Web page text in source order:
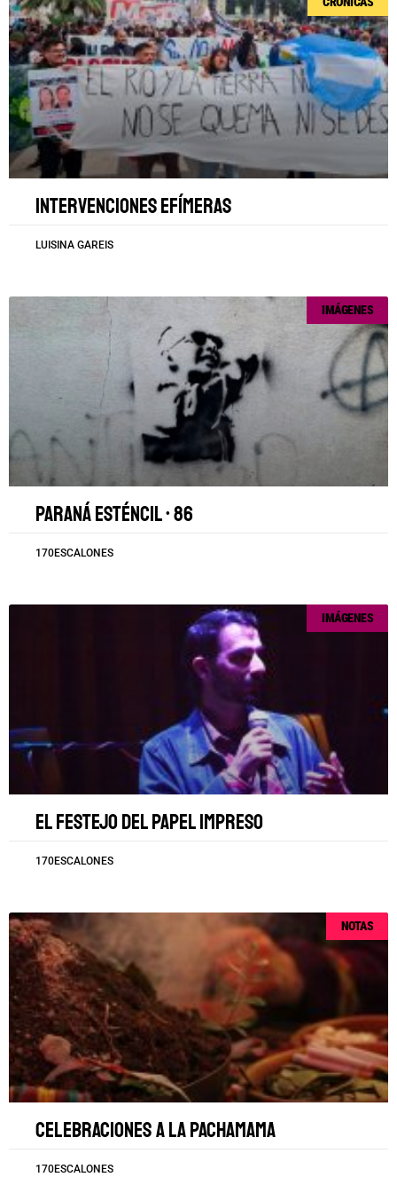
Intervenciones efímeras
LUISINA GAREIS
IMÁGENES
Paraná esténcil • 86
170ESCALONES
IMÁGENES
El festejo del papel impreso
170ESCALONES
NOTAS
Celebraciones a la Pachamama
170ESCALONES